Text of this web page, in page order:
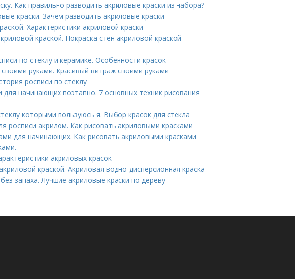
Как правильно разводить акриловые краски из набора?
краски. Зачем разводить акриловые краски
Характеристики акриловой краски
краской. Покраска стен акриловой краской
по стеклу и керамике. Особенности красок
руками. Красивый витраж своими руками
росписи по стеклу
для начинающих поэтапно. 7 основных техник рисования
которыми пользуюсь я. Выбор красок для стекла
росписи акрилом. Как рисовать акриловыми красками
для начинающих. Как рисовать акриловыми красками
акриловых красок
краской. Акриловая водно-дисперсионная краска
запаха. Лучшие акриловые краски по дереву